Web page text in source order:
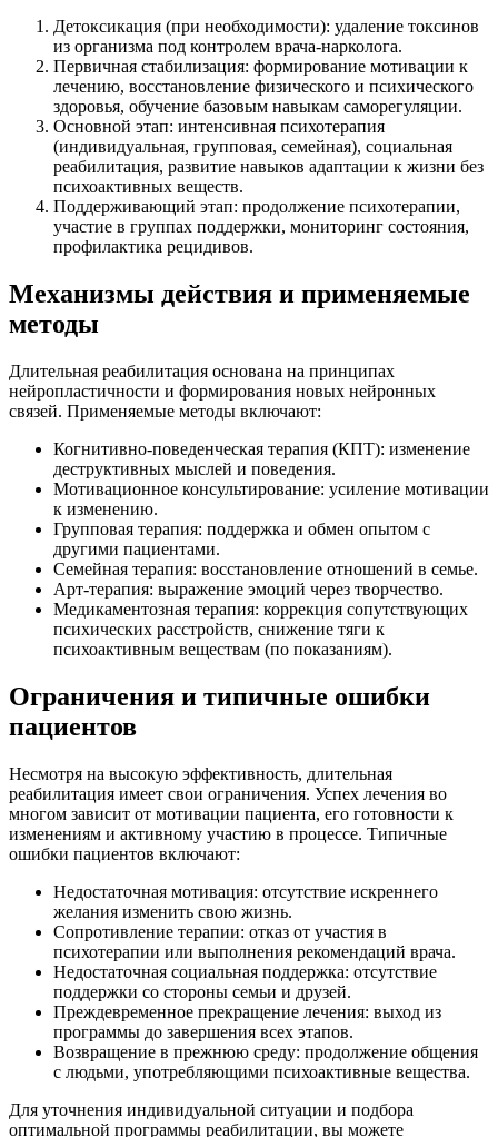
Детоксикация (при необходимости): удаление токсинов
из организма под контролем врача-нарколога.
Первичная стабилизация: формирование мотивации к
лечению, восстановление физического и психического
здоровья, обучение базовым навыкам саморегуляции.
Основной этап: интенсивная психотерапия
(индивидуальная, групповая, семейная), социальная
реабилитация, развитие навыков адаптации к жизни без
психоактивных веществ.
Поддерживающий этап: продолжение психотерапии,
участие в группах поддержки, мониторинг состояния,
профилактика рецидивов.
Механизмы действия и применяемые
методы
Длительная реабилитация основана на принципах
нейропластичности и формирования новых нейронных
связей. Применяемые методы включают:
Когнитивно-поведенческая терапия (КПТ): изменение
деструктивных мыслей и поведения.
Мотивационное консультирование: усиление мотивации
к изменению.
Групповая терапия: поддержка и обмен опытом с
другими пациентами.
Семейная терапия: восстановление отношений в семье.
Арт-терапия: выражение эмоций через творчество.
Медикаментозная терапия: коррекция сопутствующих
психических расстройств, снижение тяги к
психоактивным веществам (по показаниям).
Ограничения и типичные ошибки
пациентов
Несмотря на высокую эффективность, длительная
реабилитация имеет свои ограничения. Успех лечения во
многом зависит от мотивации пациента, его готовности к
изменениям и активному участию в процессе. Типичные
ошибки пациентов включают:
Недостаточная мотивация: отсутствие искреннего
желания изменить свою жизнь.
Сопротивление терапии: отказ от участия в
психотерапии или выполнения рекомендаций врача.
Недостаточная социальная поддержка: отсутствие
поддержки со стороны семьи и друзей.
Преждевременное прекращение лечения: выход из
программы до завершения всех этапов.
Возвращение в прежнюю среду: продолжение общения
с людьми, употребляющими психоактивные вещества.
Для уточнения индивидуальной ситуации и подбора
оптимальной программы реабилитации, вы можете